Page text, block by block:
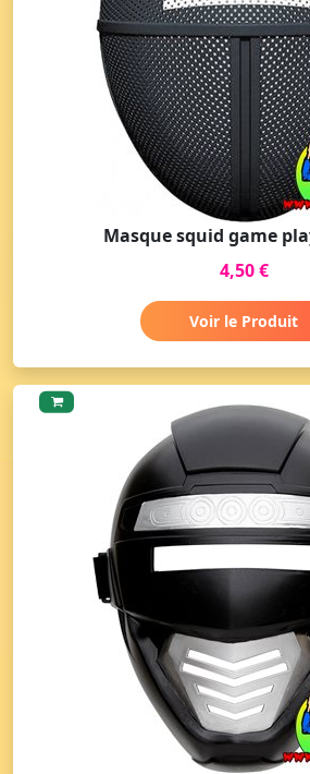
Masque squid game
4,50 €
Voir le Produit